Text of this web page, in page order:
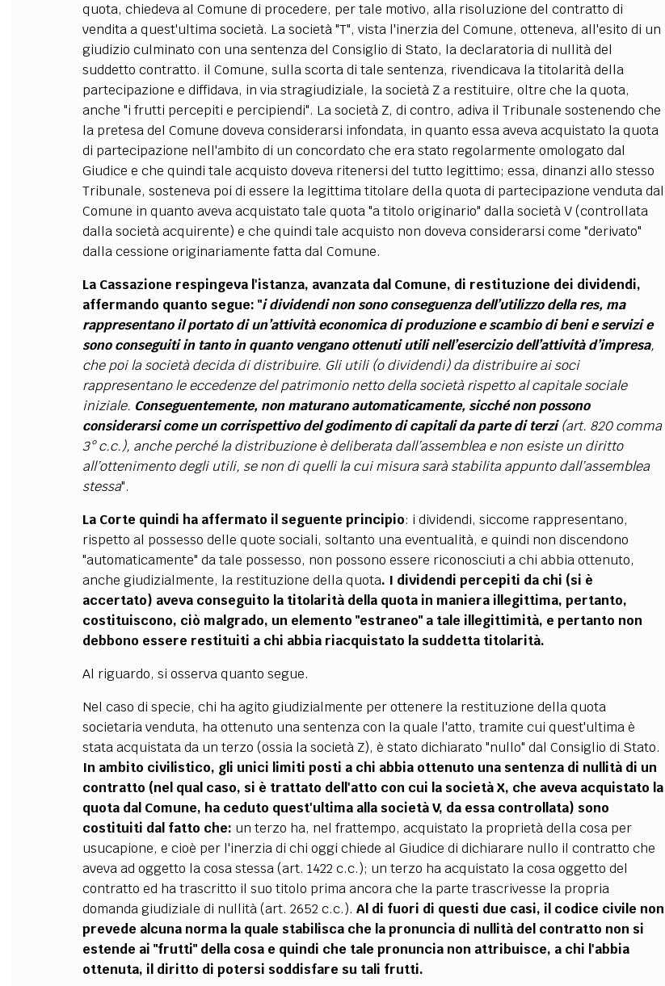
quota, chiedeva al Comune di procedere, per tale motivo, alla risoluzione del contratto di
vendita a quest'ultima società. La società "T", vista l'inerzia del Comune, otteneva, all'esito di un
giudizio culminato con una sentenza del Consiglio di Stato, la declaratoria di nullità del
suddetto contratto. il Comune, sulla scorta di tale sentenza, rivendicava la titolarità della
partecipazione e diffidava, in via stragiudiziale, la società Z a restituire, oltre che la quota,
anche "i frutti percepiti e percipiendi". La società Z, di contro, adiva il Tribunale sostenendo che
la pretesa del Comune doveva considerarsi infondata, in quanto essa aveva acquistato la quota
di partecipazione nell'ambito di un concordato che era stato regolarmente omologato dal
Giudice e che quindi tale acquisto doveva ritenersi del tutto legittimo; essa, dinanzi allo stesso
Tribunale, sosteneva poi di essere la legittima titolare della quota di partecipazione venduta dal
Comune in quanto aveva acquistato tale quota "a titolo originario" dalla società V (controllata
dalla società acquirente) e che quindi tale acquisto non doveva considerarsi come "derivato"
dalla cessione originariamente fatta dal Comune.
La Cassazione respingeva l'istanza, avanzata dal Comune, di restituzione dei dividendi,
affermando quanto segue: "i dividendi non sono conseguenza dell’utilizzo della res, ma
rappresentano il portato di un’attività economica di produzione e scambio di beni e servizi e
sono conseguiti in tanto in quanto vengano ottenuti utili nell’esercizio dell’attività d’impresa,
che poi la società decida di distribuire. Gli utili (o dividendi) da distribuire ai soci
rappresentano le eccedenze del patrimonio netto della società rispetto al capitale sociale
iniziale. Conseguentemente, non maturano automaticamente, sicché non possono
considerarsi come un corrispettivo del godimento di capitali da parte di terzi(art. 820 comma
3° c.c.), anche perché la distribuzione è deliberata dall’assemblea e non esiste un diritto
all’ottenimento degli utili, se non di quelli la cui misura sarà stabilita appunto dall’assemblea
stessa".
La Corte quindi ha affermato il seguente principio: i dividendi, siccome rappresentano,
rispetto al possesso delle quote sociali, soltanto una eventualità, e quindi non discendono
"automaticamente" da tale possesso, non possono essere riconosciuti a chi abbia ottenuto,
anche giudizialmente, la restituzione della quota. I dividendi percepiti da chi (si è
accertato) aveva conseguito la titolarità della quota in maniera illegittima, pertanto,
costituiscono, ciò malgrado, un elemento "estraneo" a tale illegittimità, e pertanto non
debbono essere restituiti a chi abbia riacquistato la suddetta titolarità.
Al riguardo, si osserva quanto segue.
Nel caso di specie, chi ha agito giudizialmente per ottenere la restituzione della quota
societaria venduta, ha ottenuto una sentenza con la quale l'atto, tramite cui quest'ultima è
stata acquistata da un terzo (ossia la società Z), è stato dichiarato "nullo" dal Consiglio di Stato.
In ambito civilistico, gli unici limiti posti a chi abbia ottenuto una sentenza di nullità di un
contratto (nel qual caso, si è trattato dell'atto con cui la società X, che aveva acquistato la
quota dal Comune, ha ceduto quest'ultima alla società V, da essa controllata) sono
costituiti dal fatto che: un terzo ha, nel frattempo, acquistato la proprietà della cosa per
usucapione, e cioè per l'inerzia di chi oggi chiede al Giudice di dichiarare nullo il contratto che
aveva ad oggetto la cosa stessa (art. 1422 c.c.); un terzo ha acquistato la cosa oggetto del
contratto ed ha trascritto il suo titolo prima ancora che la parte trascrivesse la propria
domanda giudiziale di nullità (art. 2652 c.c.). Al di fuori di questi due casi, il codice civile non
prevede alcuna norma la quale stabilisca che la pronuncia di nullità del contratto non si
estende ai "frutti" della cosa e quindi che tale pronuncia non attribuisce, a chi l'abbia
ottenuta, il diritto di potersi soddisfare su tali frutti.